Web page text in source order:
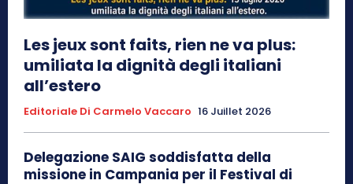
Les jeux sont faits, rien ne va plus:
umiliata la dignità degli italiani
all’estero
Editoriale Di Carmelo Vaccaro 16 Juillet 2026
Delegazione SAIG soddisfatta della
missione in Campania per il Festival di